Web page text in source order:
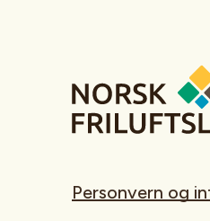
Personvern og